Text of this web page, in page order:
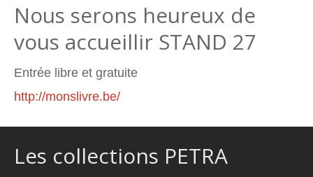
Nous serons heureux de
vous accueillir STAND 27
Entrée libre et gratuite
http://monslivre.be/
Les collections PETRA